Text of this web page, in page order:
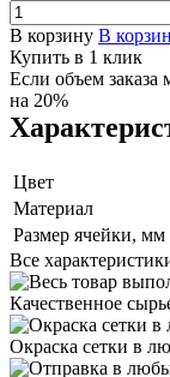
В корзину В
Купить в 1 клик
Если объем заказа
на 20%
Цвет
Материал
Размер ячейки, мм
Все
Качественное
Окраска сетки в